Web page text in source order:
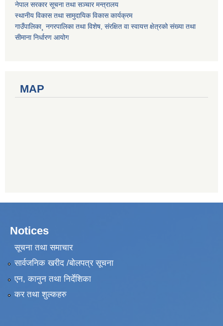
नेपाल सरकार सूचना तथा सञ्चार मन्त्रालय
स्थानीय विकास तथा सामुदायिक विकास कार्यक्रम
गाउँपालिका¸ नगरपालिका तथा विशेष, संरक्षित वा स्वायत्त क्षेत्रको संख्या तथा
सीमाना निर्धारण आयोग
MAP
Notices
सूचना तथा समाचार
सार्वजनिक खरीद /बोलपत्र सूचना
एन, कानुन तथा निर्देशिका
कर तथा शुल्कहरु